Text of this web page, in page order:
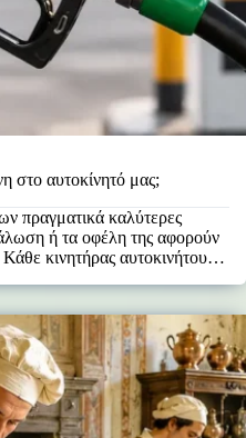
στο αυτοκίνητό μας;
πραγματικά καλύτερες
ή τα οφέλη της αφορούν
κινητήρας αυτοκινήτου